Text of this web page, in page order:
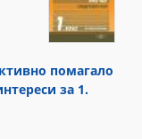
помагало
за 1.